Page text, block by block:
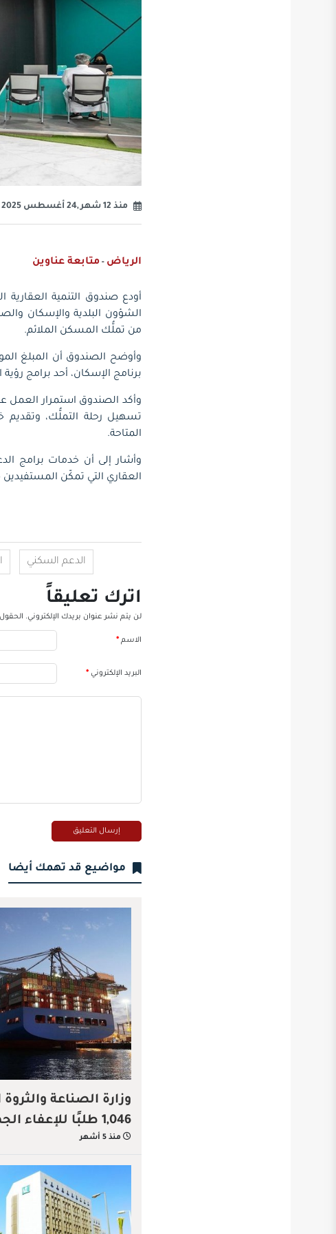
منذ 12 شهر ,24 أغسطس 2025
الرياض - متابعة عناوين
من تملُّك المسكن الملائم.
وأوضح الصندوق أن المبلغ
برنامج الإسكان، أحد برامج رؤية المملكة 2030، الرامية إلى رفع نسبة تملُّك
وأكد الصندوق استمرار العمل
تسهيل رحلة التملُّك، وتقديم
المتاحة.
وأشار إلى أن خدمات برامج
العقاري التي تمكّن
الدعم السكني
اترك تعليقاً
لن يتم نشر عنوان بريدك الإلكتروني. الحقول
الاسم *
البريد الإلكتروني *
مواضيع قد تهمك أيضا
وزارة الصناعة
1,046 طلبًا للإعفاء الجمركي خلال شهر
منذ 5 أشهر